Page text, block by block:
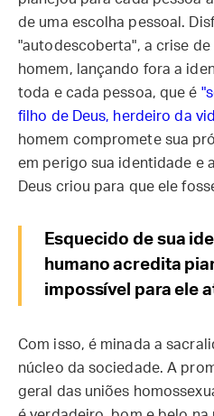
de uma escolha pessoal.
"autodescoberta", a crise
homem, lançando fora a
toda e cada pessoa, que é
filho de Deus, herdeiro da
homem compromete sua
em perigo sua identidade e
Deus criou para que ele
Esquecido de sua
humano acredita
impossível para ele
Com isso, é minada a
núcleo da sociedade. A
geral das uniões